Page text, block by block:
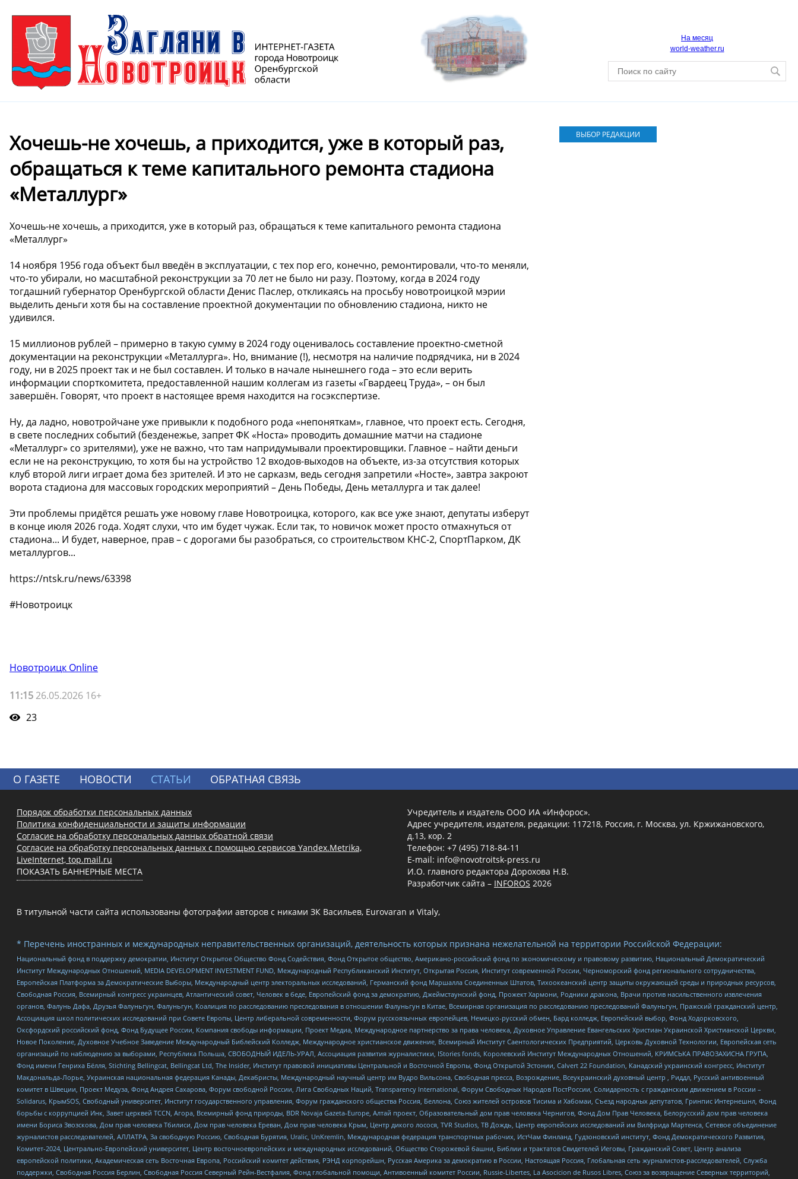
На месяц
world-weather.ru
Хочешь-не хочешь, а приходится, уже в который раз,
обращаться к теме капитального ремонта стадиона
«Металлург»
Хочешь-не хочешь, а приходится, уже в который раз, обращаться к теме капитального ремонта стадиона
«Металлург»
14 ноября 1956 года объект был введён в эксплуатации, с тех пор его, конечно, ремонтировали, что-то меняли,
что-то убирали, но масштабной реконструкции за 70 лет не было ни разу. Поэтому, когда в 2024 году
тогдашний губернатор Оренбургской области Денис Паслер, откликаясь на просьбу новотроицкой мэрии
выделить деньги хотя бы на составление проектной документации по обновлению стадиона, никто не
удивился.
15 миллионов рублей – примерно в такую сумму в 2024 году оценивалось составление проектно-сметной
документации на реконструкции «Металлурга». Но, внимание (!), несмотря на наличие подрядчика, ни в 2024
году, ни в 2025 проект так и не был составлен. И только в начале нынешнего года – это если верить
информации спорткомитета, предоставленной нашим коллегам из газеты «Гвардеец Труда», – он был
завершён. Говорят, что проект в настоящее время находится на госэкспертизе.
Ну, да ладно, новотройчане уже привыкли к подобного рода «непоняткам», главное, что проект есть. Сегодня,
в свете последних событий (безденежье, запрет ФК «Носта» проводить домашние матчи на стадионе
«Металлург» со зрителями), уже не важно, что там напридумывали проектировщики. Главное – найти деньги
если не на реконструкцию, то хотя бы на устройство 12 входов-выходов на объекте, из-за отсутствия которых
клуб второй лиги играет дома без зрителей. И это не сарказм, ведь сегодня запретили «Носте», завтра закроют
ворота стадиона для массовых городских мероприятий – День Победы, День металлурга и так далее!
Эти проблемы придётся решать уже новому главе Новотроицка, которого, как все уже знают, депутаты изберут
в конце июля 2026 года. Ходят слухи, что им будет чужак. Если так, то новичок может просто отмахнуться от
стадиона... И будет, наверное, прав – с дорогами бы разобраться, со строительством КНС-2, СпортПарком, ДК
металлургов...
https://ntsk.ru/news/63398
#Новотроицк
Новотроицк Online
11:15 26.05.2026 16+
23
ВЫБОР РЕДАКЦИИ
О ГАЗЕТЕ НОВОСТИ СТАТЬИ ОБРАТНАЯ СВЯЗЬ
Порядок обработки персональных данных
Политика конфиденциальности и защиты информации
Согласие на обработку персональных данных обратной связи
Согласие на обработку персональных данных с помощью сервисов Yandex.Metrika,
LiveInternet, top.mail.ru
ПОКАЗАТЬ БАННЕРНЫЕ МЕСТА
Учредитель и издатель ООО ИА «Инфорос».
Адрес учредителя, издателя, редакции: 117218, Россия, г. Москва, ул. Кржижановского,
д.13, кор. 2
Телефон: +7 (495) 718-84-11
E-mail: info@novotroitsk-press.ru
И.О. главного редактора Дорохова Н.В.
Разработчик сайта – INFOROS 2026
В титульной части сайта использованы фотографии авторов с никами ЗК Васильев, Eurovaran и Vitaly,
* Перечень иностранных и международных неправительственных организаций, деятельность которых признана нежелательной на территории Российской Федерации:
Национальный фонд в поддержку демократии, Институт Открытое Общество Фонд Содействия, Фонд Открытое общество, Американо-российский фонд по экономическому и правовому развитию, Национальный Демократический
Институт Международных Отношений, MEDIA DEVELOPMENT INVESTMENT FUND, Международный Республиканский Институт, Открытая Россия, Институт современной России, Черноморский фонд регионального сотрудничества,
Европейская Платформа за Демократические Выборы, Международный центр электоральных исследований, Германский фонд Маршалла Соединенных Штатов, Тихоокеанский центр защиты окружающей среды и природных ресурсов,
Свободная Россия, Всемирный конгресс украинцев, Атлантический совет, Человек в беде, Европейский фонд за демократию, Джеймстаунский фонд, Прожект Хармони, Родники дракона, Врачи против насильственного извлечения
органов, Фалунь Дафа, Друзья Фалуньгун, Фалуньгун, Коалиция по расследованию преследования в отношении Фалуньгун в Китае, Всемирная организация по расследованию преследований Фалуньгун, Пражский гражданский центр,
Ассоциация школ политических исследований при Совете Европы, Центр либеральной современности, Форум русскоязычных европейцев, Немецко-русский обмен, Бард колледж, Европейский выбор, Фонд Ходорковского,
Оксфордский российский фонд, Фонд Будущее России, Компания свободы информации, Проект Медиа, Международное партнерство за права человека, Духовное Управление Евангельских Христиан Украинской Христианской Церкви,
Новое Поколение, Духовное Учебное Заведение Международный Библейский Колледж, Международное христианское движение, Всемирный Институт Саентологических Предприятий, Церковь Духовной Технологии, Европейская сеть
организаций по наблюдению за выборами, Республика Польша, СВОБОДНЫЙ ИДЕЛЬ-УРАЛ, Ассоциация развития журналистики, IStories fonds, Королевский Институт Международных Отношений, КРИМСЬКА ПРАВОЗАХИСНА ГРУПА,
Фонд имени Генриха Бёлля, Stichting Bellingcat, Bellingcat Ltd, The Insider, Институт правовой инициативы Центральной и Восточной Европы, Фонд Открытой Эстонии, Calvert 22 Foundation, Канадский украинский конгресс, Институт
Макдональда-Лорье, Украинская национальная федерация Канады, Декабристы, Международный научный центр им Вудро Вильсона, Свободная пресса, Возрождение, Всеукраинский духовный центр , Риддл, Русский антивоенный
комитет в Швеции, Проект Медуза, Фонд Андрея Сахарова, Форум свободной России, Лига Свободных Наций, Transparеncy International, Форум Свободных Народов ПостРоссии, Солидарность с гражданским движением в России –
Solidarus, КрымSOS, Свободный университет, Институт государственного управления, Форум гражданского общества Россия, Беллона, Союз жителей островов Тисима и Хабомаи, Съезд народных депутатов, Гринпис Интернешнл, Фонд
борьбы с коррупцией Инк, Завет церквей TCCN, Агора, Всемирный фонд природы, BDR Novaja Gazeta-Europe, Алтай проект, Образовательный дом прав человека Чернигов, Фонд Дом Прав Человека, Белорусский дом прав человека
имени Бориса Звозскова, Дом прав человека Тбилиси, Дом прав человека Ереван, Дом прав человека Крым, Центр дикого лосося, TVR Studios, ТВ Дождь, Центр европейских исследований им Вилфрида Мартенса, Сетевое объединение
журналистов расследователей, АЛЛАТРА, За свободную Россию, Свободная Бурятия, Uralic, UnKremlin, Международная федерация транспортных рабочих, ИстЧам Финланд, Гудзоновский институт, Фонд Демократического Развития,
Комитет-2024, Центрально-Европейский университет, Центр восточноевропейских и международных исследований, Общество Сторожевой башни, Библии и трактатов Свидетелей Иеговы, Гражданский Совет, Центр анализа
европейской политики, Академическая сеть Восточная Европа, Российский комитет действия, РЭНД корпорейшн, Русская Америка за демократию в России, Настоящая Россия, Глобальная сеть журналистов-расследователей, Служба
поддержки, Свободная Россия Берлин, Свободная Россия Северный Рейн-Вестфалия, Фонд глобальной помощи, Антивоенный комитет России, Russie-Libertes, La Asocicion de Rusos Libres, Союз за возвращение Северных территорий,